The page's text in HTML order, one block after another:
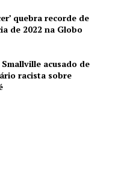
quebra recorde de
de 2022 na Globo
acusado de
racista sobre